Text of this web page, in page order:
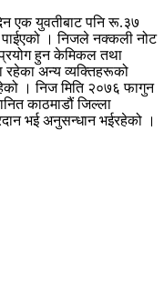
एक युवतीबाट पनि रू.३७
पाईएको । निजले नक्कली नोट
हुन केमिकल तथा
रहेका अन्य व्यक्तिहरूको
। निज मिति २०७६ फागुन
काठमाडौं जिल्ला
भई अनुसन्धान भईरहेको ।